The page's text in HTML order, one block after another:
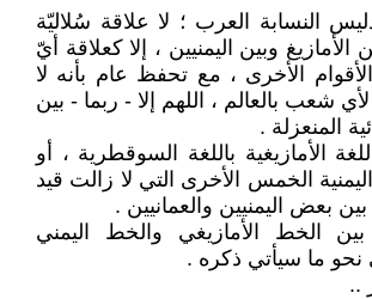
النسابة العرب ؛ لا علاقة سُلاليّة
وبين اليمنيين ، إلا كعلاقة أيّ
الأخرى ، مع تحفظ عام بأنه لا
شعب بالعالم ، اللهم إلا - ربما - بين
المنعزلة .
الأمازيغية باللغة السوقطرية ، أو
الخمس الأخرى التي لا زالت قيد
بعض اليمنيين والعمانيين .
بين الخط الأمازيغي والخط اليمني
نحو ما سيأتي ذكره .
..